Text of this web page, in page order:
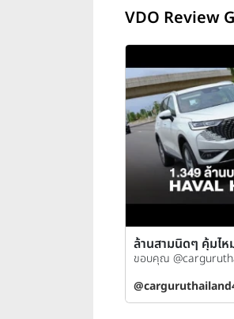
VDO Review
ล้านสามนิดๆ คุ้มไห
หน้าใหม่!
ขอบคุณ